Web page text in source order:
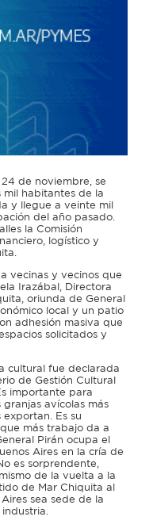
de noviembre, se
mil habitantes de la
y llegue a veinte mil
del año pasado.
la Comisión
logístico y
vecinas y vecinos que
Irazábal, Directora
oriunda de General
local y un patio
adhesión masiva que
solicitados y
cultural fue declarada
de Gestión Cultural
importante para
avícolas más
Es su
más trabajo da a
Pirán ocupa el
Aires en la cría de
es sorprendente,
de la vuelta a la
de Mar Chiquita al
sea sede de la